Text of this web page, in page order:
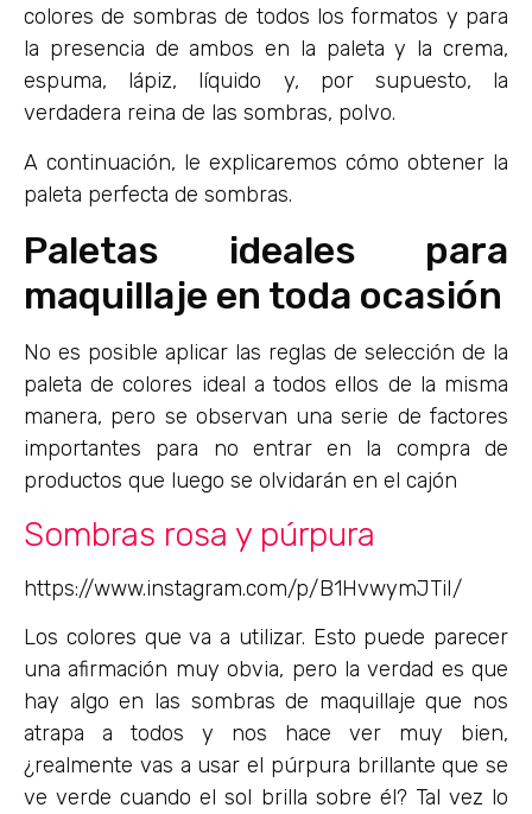
colores de sombras de todos los formatos y para
la presencia de ambos en la paleta y la crema,
espuma, lápiz, líquido y, por supuesto, la
verdadera reina de las sombras, polvo.
A continuación, le explicaremos cómo obtener la
paleta perfecta de sombras.
Paletas ideales para
maquillaje en toda ocasión
No es posible aplicar las reglas de selección de la
paleta de colores ideal a todos ellos de la misma
manera, pero se observan una serie de factores
importantes para no entrar en la compra de
productos que luego se olvidarán en el cajón
Sombras rosa y púrpura
https://www.instagram.com/p/B1HvwymJTiI/
Los colores que va a utilizar. Esto puede parecer
una afirmación muy obvia, pero la verdad es que
hay algo en las sombras de maquillaje que nos
atrapa a todos y nos hace ver muy bien,
¿realmente vas a usar el púrpura brillante que se
ve verde cuando el sol brilla sobre él? Tal vez lo